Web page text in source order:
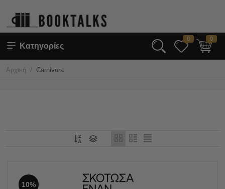
Κατηγορίες
0 0
Αρχική / Carnίvora
10%